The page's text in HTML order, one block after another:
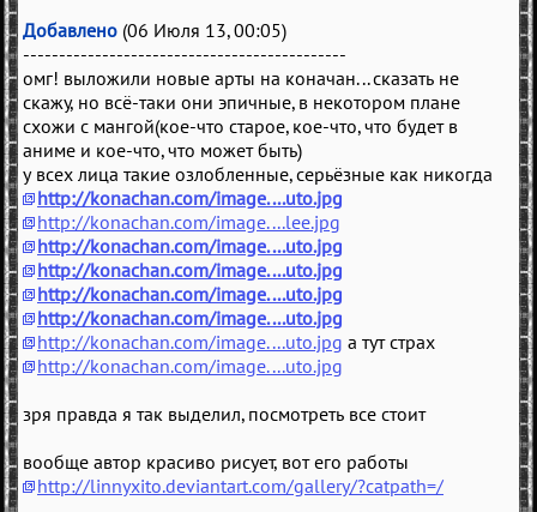
Добавлено (06 Июля 13, 00:05)
---------------------------------------------
омг! выложили новые арты на коначан... сказать не
скажу, но всё-таки они эпичные, в некотором плане
схожи с мангой(кое-что старое, кое-что, что будет в
аниме и кое-что, что может быть)
у всех лица такие озлобленные, серьёзные как никогда
http://konachan.com/image....uto.jpg
http://konachan.com/image....lee.jpg
http://konachan.com/image....uto.jpg
http://konachan.com/image....uto.jpg
http://konachan.com/image....uto.jpg
http://konachan.com/image....uto.jpg
http://konachan.com/image....uto.jpg а тут страх
http://konachan.com/image....uto.jpg
зря правда я так выделил, посмотреть все стоит
вообще автор красиво рисует, вот его работы
http://linnyxito.deviantart.com/gallery/?catpath=/